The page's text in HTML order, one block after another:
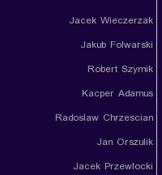
Jacek Wieczerzak
Jakub Folwarski
Robert Szymik
Kacper Adamus
Radoslaw Chrzescian
Jan Orszulik
Jacek Przewlocki